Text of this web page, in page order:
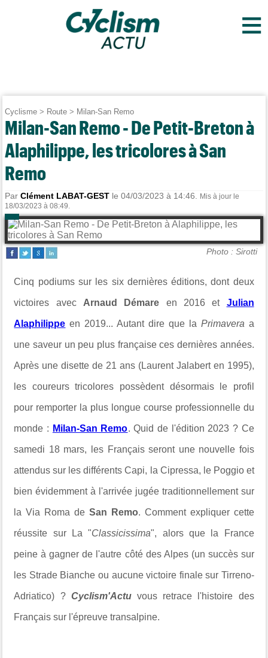
≡
Cyclisme > Route > Milan-San Remo
Milan-San Remo - De Petit-Breton à
Alaphilippe, les tricolores à San
Remo
ParClément LABAT-GEST le 04/03/2023 à 14:46.
Mis à jour le
18/03/2023 à 08:49.
Photo : Sirotti
Cinq podiums sur les six dernières éditions, dont deux
victoires avec Arnaud Démare en 2016 et Julian
Alaphilippe en 2019... Autant dire que la Primavera a
une saveur un peu plus française ces dernières années.
Après une disette de 21 ans (Laurent Jalabert en 1995),
les coureurs tricolores possèdent désormais le profil
pour remporter la plus longue course professionnelle du
monde : Milan-San Remo. Quid de l'édition 2023 ? Ce
samedi 18 mars, les Français seront une nouvelle fois
attendus sur les différents Capi, la Cipressa, le Poggio et
bien évidemment à l'arrivée jugée traditionnellement sur
la Via Roma de San Remo. Comment expliquer cette
réussite sur La "Classicissima", alors que la France
peine à gagner de l'autre côté des Alpes (un succès sur
les Strade Bianche ou aucune victoire finale sur Tirreno-
Adriatico) ? Cyclism'Actuvous retrace l'histoire des
Français sur l'épreuve transalpine.